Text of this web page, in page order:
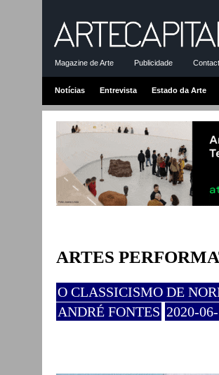
Magazine de Arte Publicidade
Notícias Entrevista Estado da Arte
ARTES
O CLASSICISMO DE
ANDRÉ FONTES 2020-